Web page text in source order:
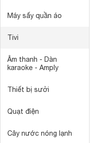
Máy sấy quần áo
Tivi
Âm thanh - Dàn
karaoke - Amply
Thiết bị sưởi
Quạt điện
Cây nước nóng lạnh